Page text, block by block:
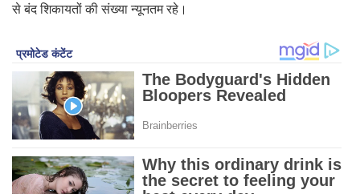
से बंद शिकायतों की संख्या न्यूनतम रहे।